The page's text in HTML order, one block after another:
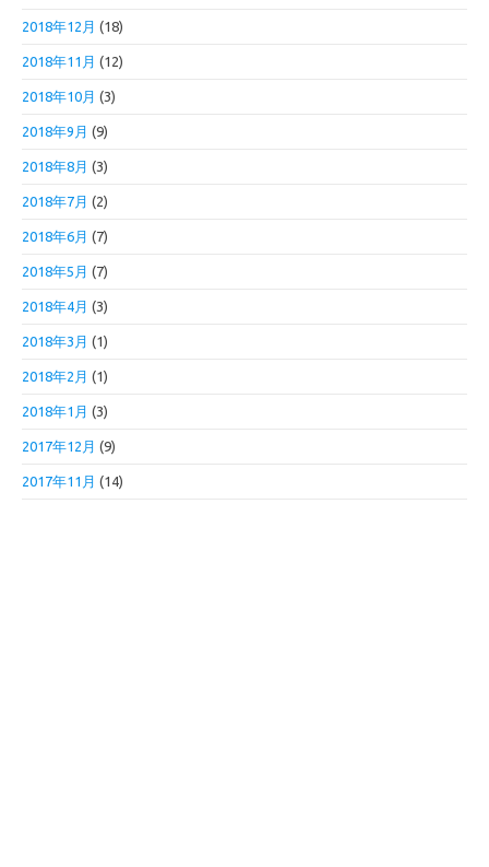
2018年12月 (18)
2018年11月 (12)
2018年10月 (3)
2018年9月 (9)
2018年8月 (3)
2018年7月 (2)
2018年6月 (7)
2018年5月 (7)
2018年4月 (3)
2018年3月 (1)
2018年2月 (1)
2018年1月 (3)
2017年12月 (9)
2017年11月 (14)